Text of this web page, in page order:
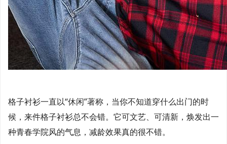
格子衬衫一直以“休闲”著称，当你不知道穿什么出门的时
候，来件格子衬衫总不会错。它可文艺、可清新，焕发出一
种青春学院风的气息，减龄效果真的很不错。